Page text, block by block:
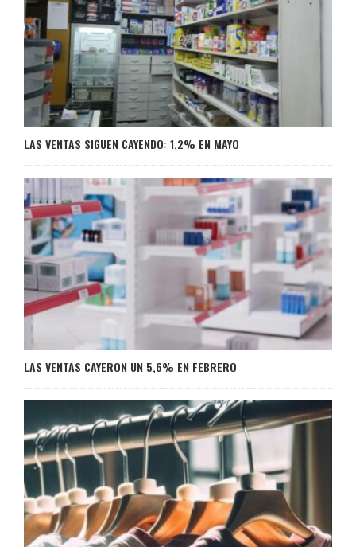
LAS VENTAS SIGUEN CAYENDO: 1,2% EN MAYO
LAS VENTAS CAYERON UN 5,6% EN FEBRERO